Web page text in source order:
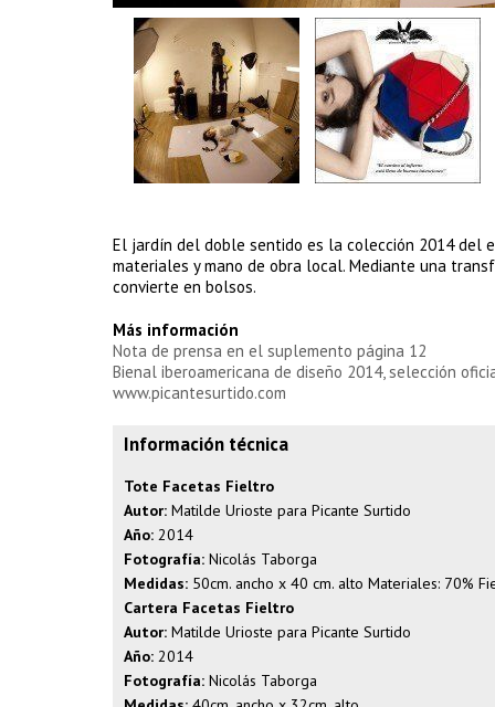
El jardín del doble sentido es la colección 2014 del
materiales y mano de obra local. Mediante una
convierte en bolsos.
Más información
Nota de prensa en el suplemento página 12
Bienal iberoamericana de diseño 2014, selección
www.picantesurtido.com
Información técnica
Tote Facetas Fieltro
Autor: Matilde Urioste para Picante Surtido
Año: 2014
Fotografía: Nicolás Taborga
Medidas: 50cm. ancho x 40 cm. alto Materiales: 70%
Cartera Facetas Fieltro
Autor: Matilde Urioste para Picante Surtido
Año: 2014
Fotografía: Nicolás Taborga